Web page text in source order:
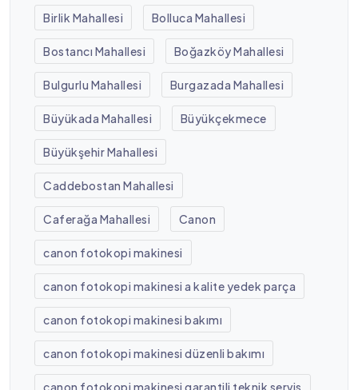
Birlik Mahallesi Bolluca Mahallesi
Bostancı Mahallesi Boğazköy Mahallesi
Bulgurlu Mahallesi Burgazada Mahallesi
Büyükada Mahallesi Büyükçekmece
Büyükşehir Mahallesi
Caddebostan Mahallesi
Caferağa Mahallesi Canon
canon fotokopi makinesi
canon fotokopi makinesi a kalite yedek parça
canon fotokopi makinesi bakımı
canon fotokopi makinesi düzenli bakımı
canon fotokopi makinesi garantili teknik servis